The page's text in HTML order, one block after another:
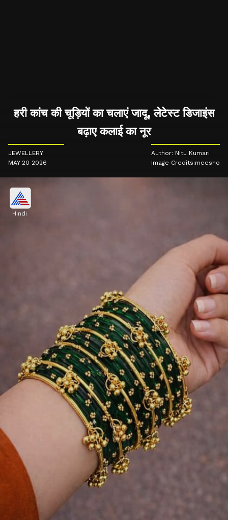
हरी कांच की चूड़ियों का चलाएं जादू, लेटेस्ट डिजाइंस
बढ़ाए कलाई का नूर
JEWELLERY
MAY 20 2026
Author: Nitu Kumari
Image Credits:meesho
Hindi